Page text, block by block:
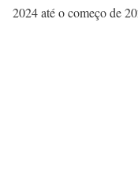
2024 até o começo de